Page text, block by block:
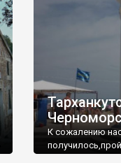
К сожалению